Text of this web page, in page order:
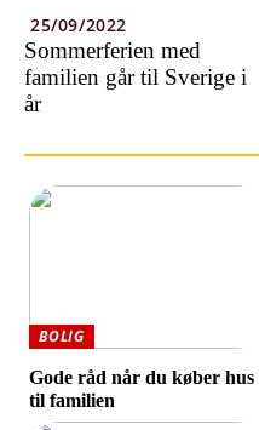
25/09/2022
Sommerferien med
familien går til Sverige i
år
BOLIG
Gode råd når du køber hus
til familien